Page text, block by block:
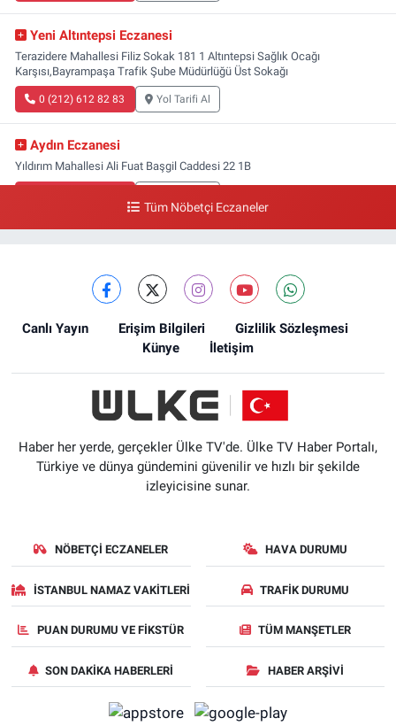
Yeni Altıntepsi Eczanesi
Terazidere Mahallesi Filiz Sokak 181 1 Altıntepsi Sağlık Ocağı
Karşısı,Bayrampaşa Trafik Şube Müdürlüğü Üst Sokağı
0 (212) 612 82 83 Yol Tarifi Al
Aydın Eczanesi
Yıldırım Mahallesi Ali Fuat Başgil Caddesi 22 1B
Tüm Nöbetçi Eczaneler
Canlı Yayın Erişim Bilgileri
Gizlilik Sözleşmesi
Künye
İletişim
Haber her yerde, gerçekler Ülke TV'de. Ülke TV Haber Portalı,
Türkiye ve dünya gündemini güvenilir ve hızlı bir şekilde
izleyicisine sunar.
NÖBETÇI ECZANELER HAVA DURUMU
İSTANBUL NAMAZ VAKITLERI TRAFIK DURUMU
PUAN DURUMU VE FIKSTÜR TÜM MANŞETLER
SON DAKIKA HABERLERI HABER ARŞIVI